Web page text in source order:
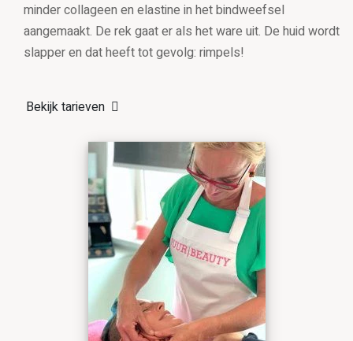
minder collageen en elastine in het bindweefsel
aangemaakt. De rek gaat er als het ware uit. De huid wordt
slapper en dat heeft tot gevolg: rimpels!
Bekijk tarieven